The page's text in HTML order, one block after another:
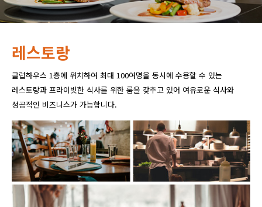
레스토랑
클럽하우스 1층에 위치하여 최대 100여명을 동시에 수용할 수 있는
레스토랑과 프라이빗한 식사를 위한 룸을 갖추고 있어 여유로운 식사와
성공적인 비즈니스가 가능합니다.